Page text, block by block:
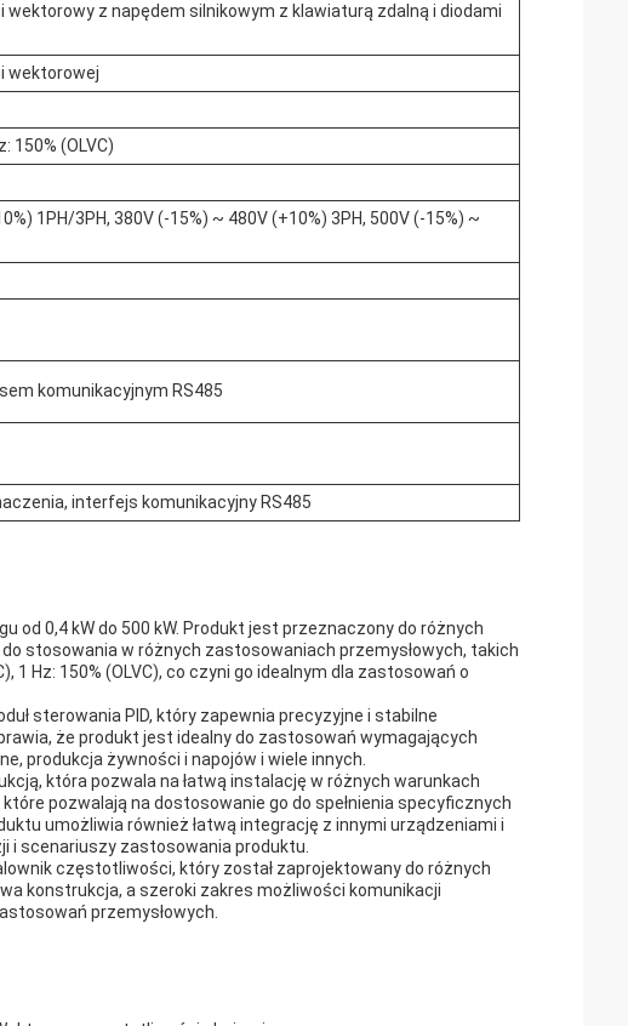
z napędem silnikowym z klawiaturą zdalną i diodami
wektorowej
150% (OLVC)
1PH/3PH, 380V (-15%) ~ 480V (+10%) 3PH, 500V (-15%) ~
komunikacyjnym RS485
interfejs komunikacyjny RS485
od 0,4 kW do 500 kW. Produkt jest przeznaczony do różnych
stosowania w różnych zastosowaniach przemysłowych, takich
1 Hz: 150% (OLVC), co czyni go idealnym dla zastosowań o
sterowania PID, który zapewnia precyzyjne i stabilne
że produkt jest idealny do zastosowań wymagających
produkcja żywności i napojów i wiele innych.
która pozwala na łatwą instalację w różnych warunkach
pozwalają na dostosowanie go do spełnienia specyficznych
umożliwia również łatwą integrację z innymi urządzeniami i
i scenariuszy zastosowania produktu.
częstotliwości, który został zaprojektowany do różnych
konstrukcja, a szeroki zakres możliwości komunikacji
przemysłowych.